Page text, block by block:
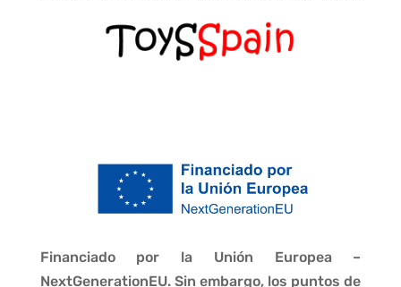
Financiado por la Unión Europea –
NextGenerationEU. Sin embargo, los puntos de